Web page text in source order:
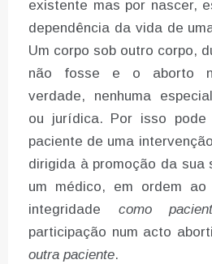
existente mas por nascer,
dependência da vida de
Um corpo sob outro corpo,
não fosse e o aborto
verdade, nenhuma
ou jurídica. Por isso
paciente de uma
dirigida à promoção da sua
um médico, em ordem
integridade como
participação num acto
outra paciente.